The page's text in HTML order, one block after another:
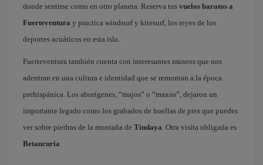
donde sentirse como en otro planeta. Reserva tus vuelos baratos a
Fuerteventura y practica windsurf y kitesurf, los reyes de los
deportes acuáticos en esta isla.
Fuerteventura también cuenta con interesantes museos que nos
adentran en una cultura e identidad que se remontan a la época
prehispánica. Los aborígenes, “majos” o “maxos”, dejaron un
importante legado como los grabados de huellas de pies que puedes
ver sobre piedras de la montaña de Tindaya. Otra visita obligada es
Betancuria